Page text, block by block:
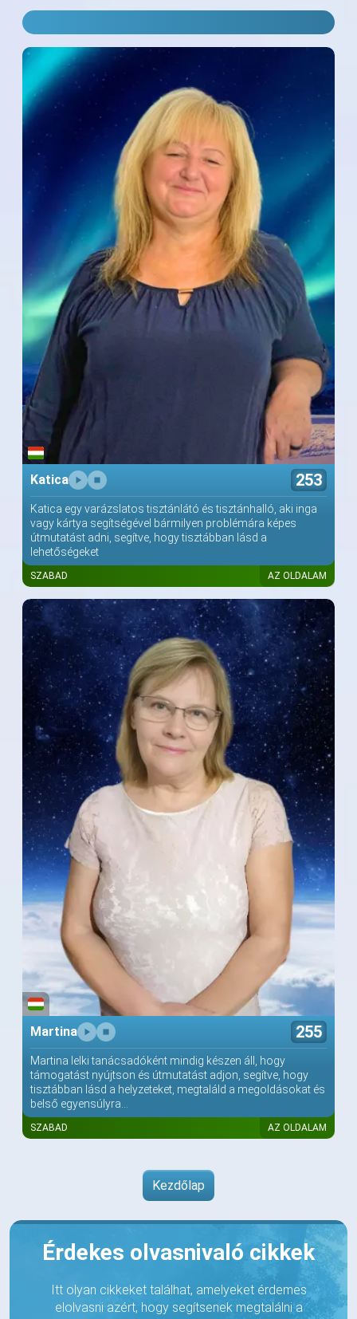
Katica 253
Katica egy varázslatos tisztánlátó és tisztánhalló, aki inga
vagy kártya segítségével bármilyen problémára képes
útmutatást adni, segítve, hogy tisztábban lásd a
lehetőségeket
SZABAD AZ OLDALAM
Martina 255
Martina lelki tanácsadóként mindig készen áll, hogy
támogatást nyújtson és útmutatást adjon, segítve, hogy
tisztábban lásd a helyzeteket, megtaláld a megoldásokat és
belső egyensúlyra...
SZABAD AZ OLDALAM
Kezdőlap
Érdekes olvasnivaló cikkek
Itt olyan cikkeket találhat, amelyeket érdemes
elolvasni azért, hogy segítsenek megtalálni a